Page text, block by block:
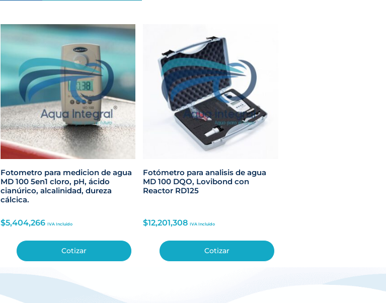
Fotometro para medicion de agua
MD 100 5en1 cloro, pH, ácido
cianúrico, alcalinidad, dureza
cálcica.
$5,404,266 IVA Incluido
Cotizar
Fotómetro para analisis de agua
MD 100 DQO, Lovibond con
Reactor RD125
$12,201,308 IVA Incluido
Cotizar